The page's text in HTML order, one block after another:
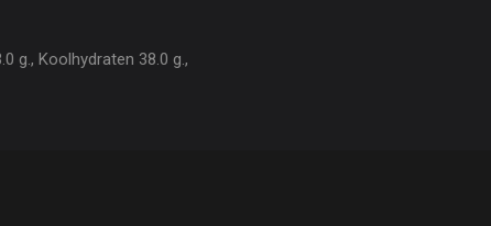
g., Koolhydraten 38.0 g.,